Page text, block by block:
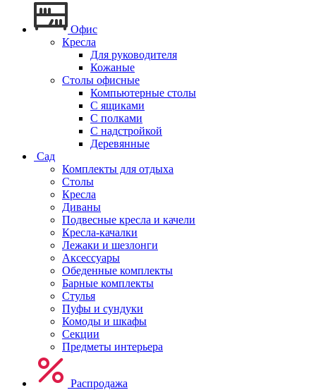
Офис
Кресла
Для руководителя
Кожаные
Столы офисные
Компьютерные столы
С ящиками
С полками
С надстройкой
Деревянные
Сад
Комплекты для отдыха
Столы
Кресла
Диваны
Подвесные кресла и качели
Кресла-качалки
Лежаки и шезлонги
Аксессуары
Обеденные комплекты
Барные комплекты
Стулья
Пуфы и сундуки
Комоды и шкафы
Секции
Предметы интерьера
Распродажа